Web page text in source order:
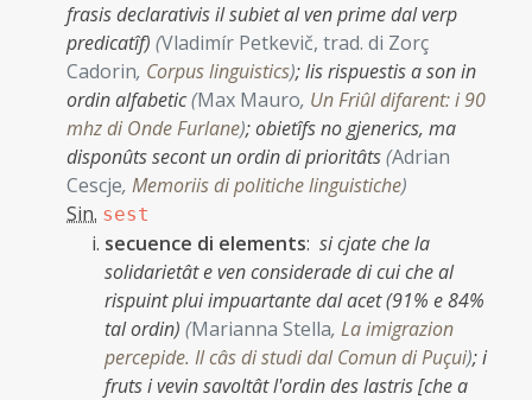
frasis declarativis il subiet al ven prime dal verp
predicatîf) (Vladimír Petkevič, trad. di Zorç
Cadorin, Corpus linguistics);lis rispuestis a son in
ordin alfabetic(Max Mauro, Un Friûl difarent: i 90
mhz di Onde Furlane);obietîfs no gjenerics, ma
disponûts secont un ordin di prioritâts(Adrian
Cescje, Memoriis di politiche linguistiche)
Sin. sest
secuence di elements: si cjate che la
solidarietât e ven considerade di cui che al
rispuint plui impuartante dal acet (91% e 84%
tal ordin) (Marianna Stella, La imigrazion
percepide. Il câs di studi dal Comun di Puçui);i
fruts i vevin savoltât l'ordin des lastris [che a